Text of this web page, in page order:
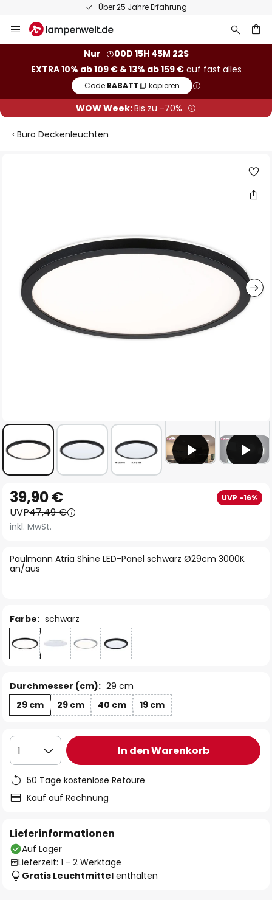
Über 25 Jahre Erfahrung
Inhalt
Nur
00D 15H 45M 22S
EXTRA 10% ab 109 € & 13% ab 159 €auf fast alles
Code:RABATT kopieren
WOW Week:Bis zu -70%
Büro Deckenleuchten
Anfang
der
Bildgalerie
Paulmann Atria Shine LED-Panel schwarz Ø29cm 3000K
an/aus
39,90 € UVP -16%
UVP47,49 €
inkl. MwSt.
Farbe: schwarz
Durchmesser (cm): 29 cm
29 cm
29 cm 40 cm 19 cm
1 In den Warenkorb
50 Tage kostenlose Retoure
Kauf auf Rechnung
Lieferinformationen
Auf Lager
Lieferzeit: 1 - 2 Werktage
Gratis Leuchtmittel enthalten